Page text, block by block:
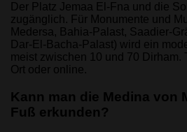
Der Platz Jemaa El-Fna und die
zugänglich. Für Monumente und
Medersa, Bahia-Palast, Saadier-
Dar-El-Bacha-Palast) wird ein
meist zwischen 10 und 70 Dirham.
Ort oder online.
Kann man die Medina von
Fuß erkunden?